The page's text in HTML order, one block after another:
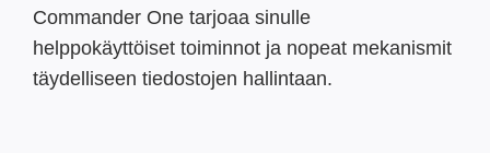
Commander One tarjoaa sinulle
helppokäyttöiset toiminnot ja nopeat mekanismit
täydelliseen tiedostojen hallintaan.